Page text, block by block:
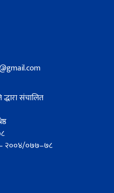
संचालित
– २००४/०७७–७८